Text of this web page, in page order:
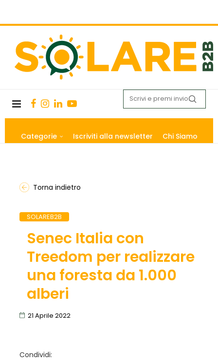
Categorie Iscriviti alla newsletter Chi Siamo
Torna indietro
SOLAREB2B
Senec Italia con
Treedom per realizzare
una foresta da 1.000
alberi
21 Aprile 2022
Condividi: